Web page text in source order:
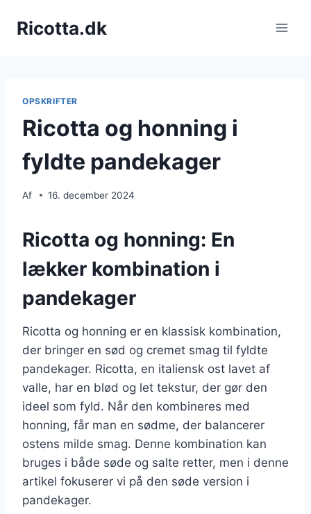
Ricotta.dk
OPSKRIFTER
Ricotta og honning i
fyldte pandekager
Af 16. december 2024
Ricotta og honning: En
lækker kombination i
pandekager
Ricotta og honning er en klassisk kombination,
der bringer en sød og cremet smag til fyldte
pandekager. Ricotta, en italiensk ost lavet af
valle, har en blød og let tekstur, der gør den
ideel som fyld. Når den kombineres med
honning, får man en sødme, der balancerer
ostens milde smag. Denne kombination kan
bruges i både søde og salte retter, men i denne
artikel fokuserer vi på den søde version i
pandekager.